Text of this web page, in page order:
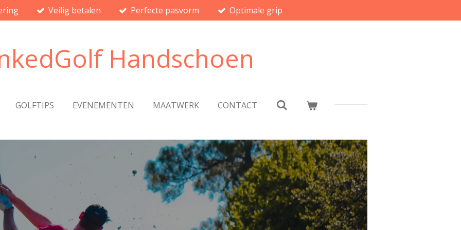
Veilig betalen Perfecte pasvorm Optimale grip
Handschoen
GOLFTIPS EVENEMENTEN MAATWERK CONTACT